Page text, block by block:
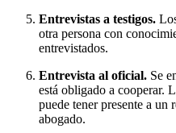
Entrevistas a testigos.
otra persona con
entrevistados.
Entrevista al oficial. Se
está obligado a cooperar.
puede tener presente a un
abogado.